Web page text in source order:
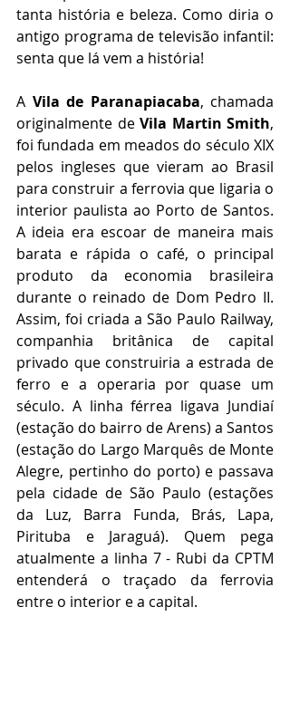
tanta história e beleza. Como diria o
antigo programa de televisão infantil:
senta que lá vem a história!
A Vila de Paranapiacaba, chamada
originalmente de Vila Martin Smith,
foi fundada em meados do século XIX
pelos ingleses que vieram ao Brasil
para construir a ferrovia que ligaria o
interior paulista ao Porto de Santos.
A ideia era escoar de maneira mais
barata e rápida o café, o principal
produto da economia brasileira
durante o reinado de Dom Pedro II.
Assim, foi criada a São Paulo Railway,
companhia britânica de capital
privado que construiria a estrada de
ferro e a operaria por quase um
século. A linha férrea ligava Jundiaí
(estação do bairro de Arens) a Santos
(estação do Largo Marquês de Monte
Alegre, pertinho do porto) e passava
pela cidade de São Paulo (estações
da Luz, Barra Funda, Brás, Lapa,
Pirituba e Jaraguá). Quem pega
atualmente a linha 7 - Rubi da CPTM
entenderá o traçado da ferrovia
entre o interior e a capital.